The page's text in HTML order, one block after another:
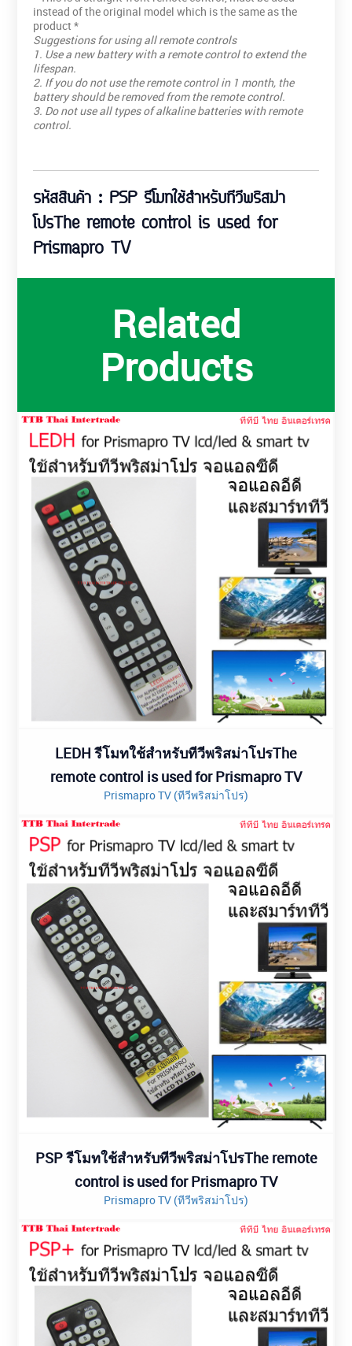
instead of the original model which is the same as the
product *
Suggestions for using all remote controls
1. Use a new battery with a remote control to extend the
lifespan.
2. If you do not use the remote control in 1 month, the
battery should be removed from the remote control.
3. Do not use all types of alkaline batteries with remote
control.
รหัสสินค้า : PSP รีโมทใช้สำหรับทีวีพริสม่า
โปรThe remote control is used for
Prismapro TV
Related
Products
LEDH รีโมทใช้สำหรับทีวีพริสม่าโปรThe
remote control is used for Prismapro TV
Prismapro TV (ทีวีพริสม่าโปร)
PSP รีโมทใช้สำหรับทีวีพริสม่าโปรThe remote
control is used for Prismapro TV
Prismapro TV (ทีวีพริสม่าโปร)